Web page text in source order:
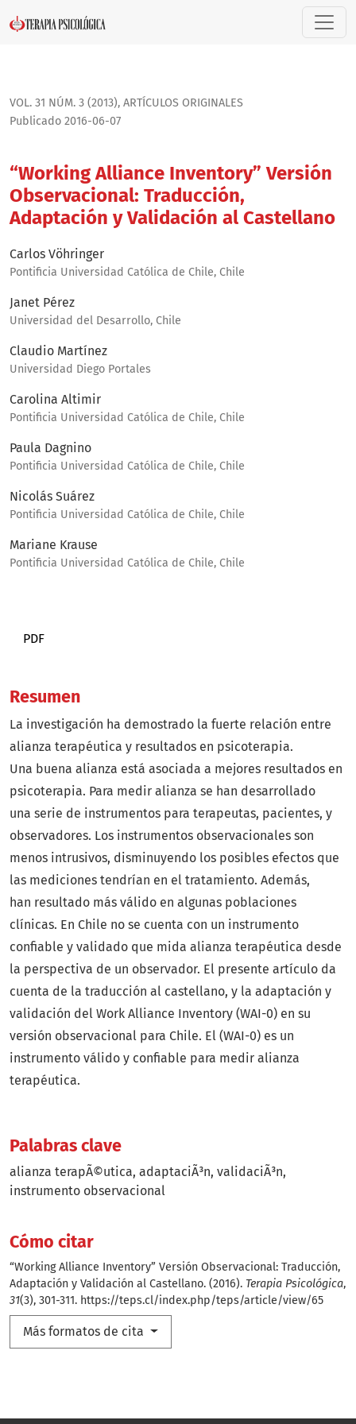
“Working Alliance Inventory” Versión Observacional:
VOL. 31 NÚM. 3 (2013), ARTÍ­CULOS ORIGINALES
“Working Alliance Inventory” Versión
Observacional: Traducción,
Adaptación y Validación al Castellano
Publicado 2016-06-07
Carlos Vöhringer
Pontificia Universidad Católica de Chile, Chile
Janet Pérez
Universidad del Desarrollo, Chile
Claudio Martínez
Universidad Diego Portales
Carolina Altimir
Pontificia Universidad Católica de Chile, Chile
Paula Dagnino
Pontificia Universidad Católica de Chile, Chile
Nicolás Suárez
Pontificia Universidad Católica de Chile, Chile
Mariane Krause
Pontificia Universidad Católica de Chile, Chile
PDF
Palabras clave
alianza terapÃ©utica adaptaciÃ³n validaciÃ³n
instrumento observacional
Cómo citar
“Working Alliance Inventory” Versión Observacional: Traducción,
Adaptación y Validación al Castellano. (2016). Terapia Psicológica,
31(3), 301-311. https://teps.cl/index.php/teps/article/view/65
Más formatos de cita
Resumen
La investigación ha demostrado la fuerte relación entre
alianza terapéutica y resultados en psicoterapia.
Una buena alianza está asociada a mejores resultados en
psicoterapia. Para medir alianza se han desarrollado
una serie de instrumentos para terapeutas, pacientes, y
observadores. Los instrumentos observacionales son
menos intrusivos, disminuyendo los posibles efectos que
las mediciones tendrían en el tratamiento. Además,
han resultado más válido en algunas poblaciones
clínicas. En Chile no se cuenta con un instrumento
confiable y validado que mida alianza terapéutica desde
la perspectiva de un observador. El presente artículo da
cuenta de la traducción al castellano, y la adaptación y
validación del Work Alliance Inventory (WAI-0) en su
versión observacional para Chile. El (WAI-0) es un
instrumento válido y confiable para medir alianza
terapéutica.